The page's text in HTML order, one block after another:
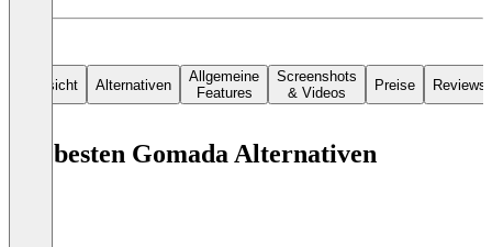
Übersicht Alternativen
Allgemeine
Features
Screenshots
& Videos
Preise Reviews
Die besten Gomada Alternativen